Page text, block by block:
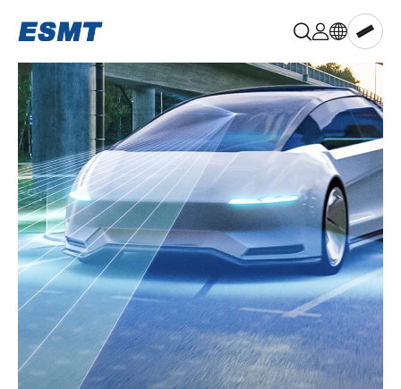
Memory
aiPIM™
DRAM
LPDRAM
PSRAM
NOR
Flash
NAND
Flash
Multi-
chip
Memory
Known
Good
Die